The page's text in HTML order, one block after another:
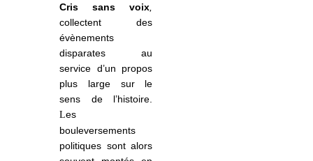
Cris sans voix
collectent des
évènements
disparates au
service d’un propos
plus large sur le
sens de l’histoire.
Les
bouleversements
politiques sont alors